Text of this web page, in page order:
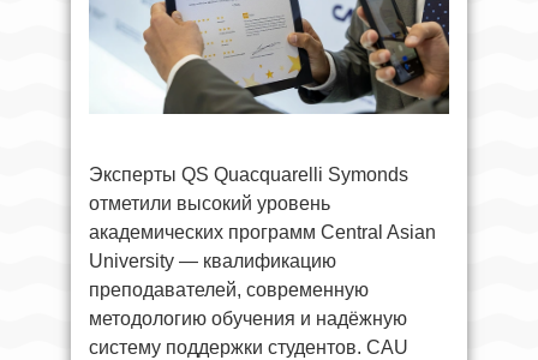
Эксперты QS Quacquarelli Symonds
отметили высокий уровень
академических программ Central Asian
University — квалификацию
преподавателей, современную
методологию обучения и надёжную
систему поддержки студентов. CAU